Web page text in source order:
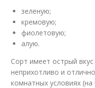
зеленую;
кремовую;
фиолетовую;
алую.
Сорт имеет острый
неприхотливо и
комнатных условиях